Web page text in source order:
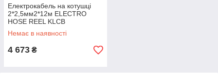
Електрокабель на котушці
2*2,5мм2*12м ELECTRO
HOSE REEL KLCB
Немає в наявності
4 673 ₴